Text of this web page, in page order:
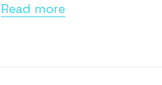
Read more